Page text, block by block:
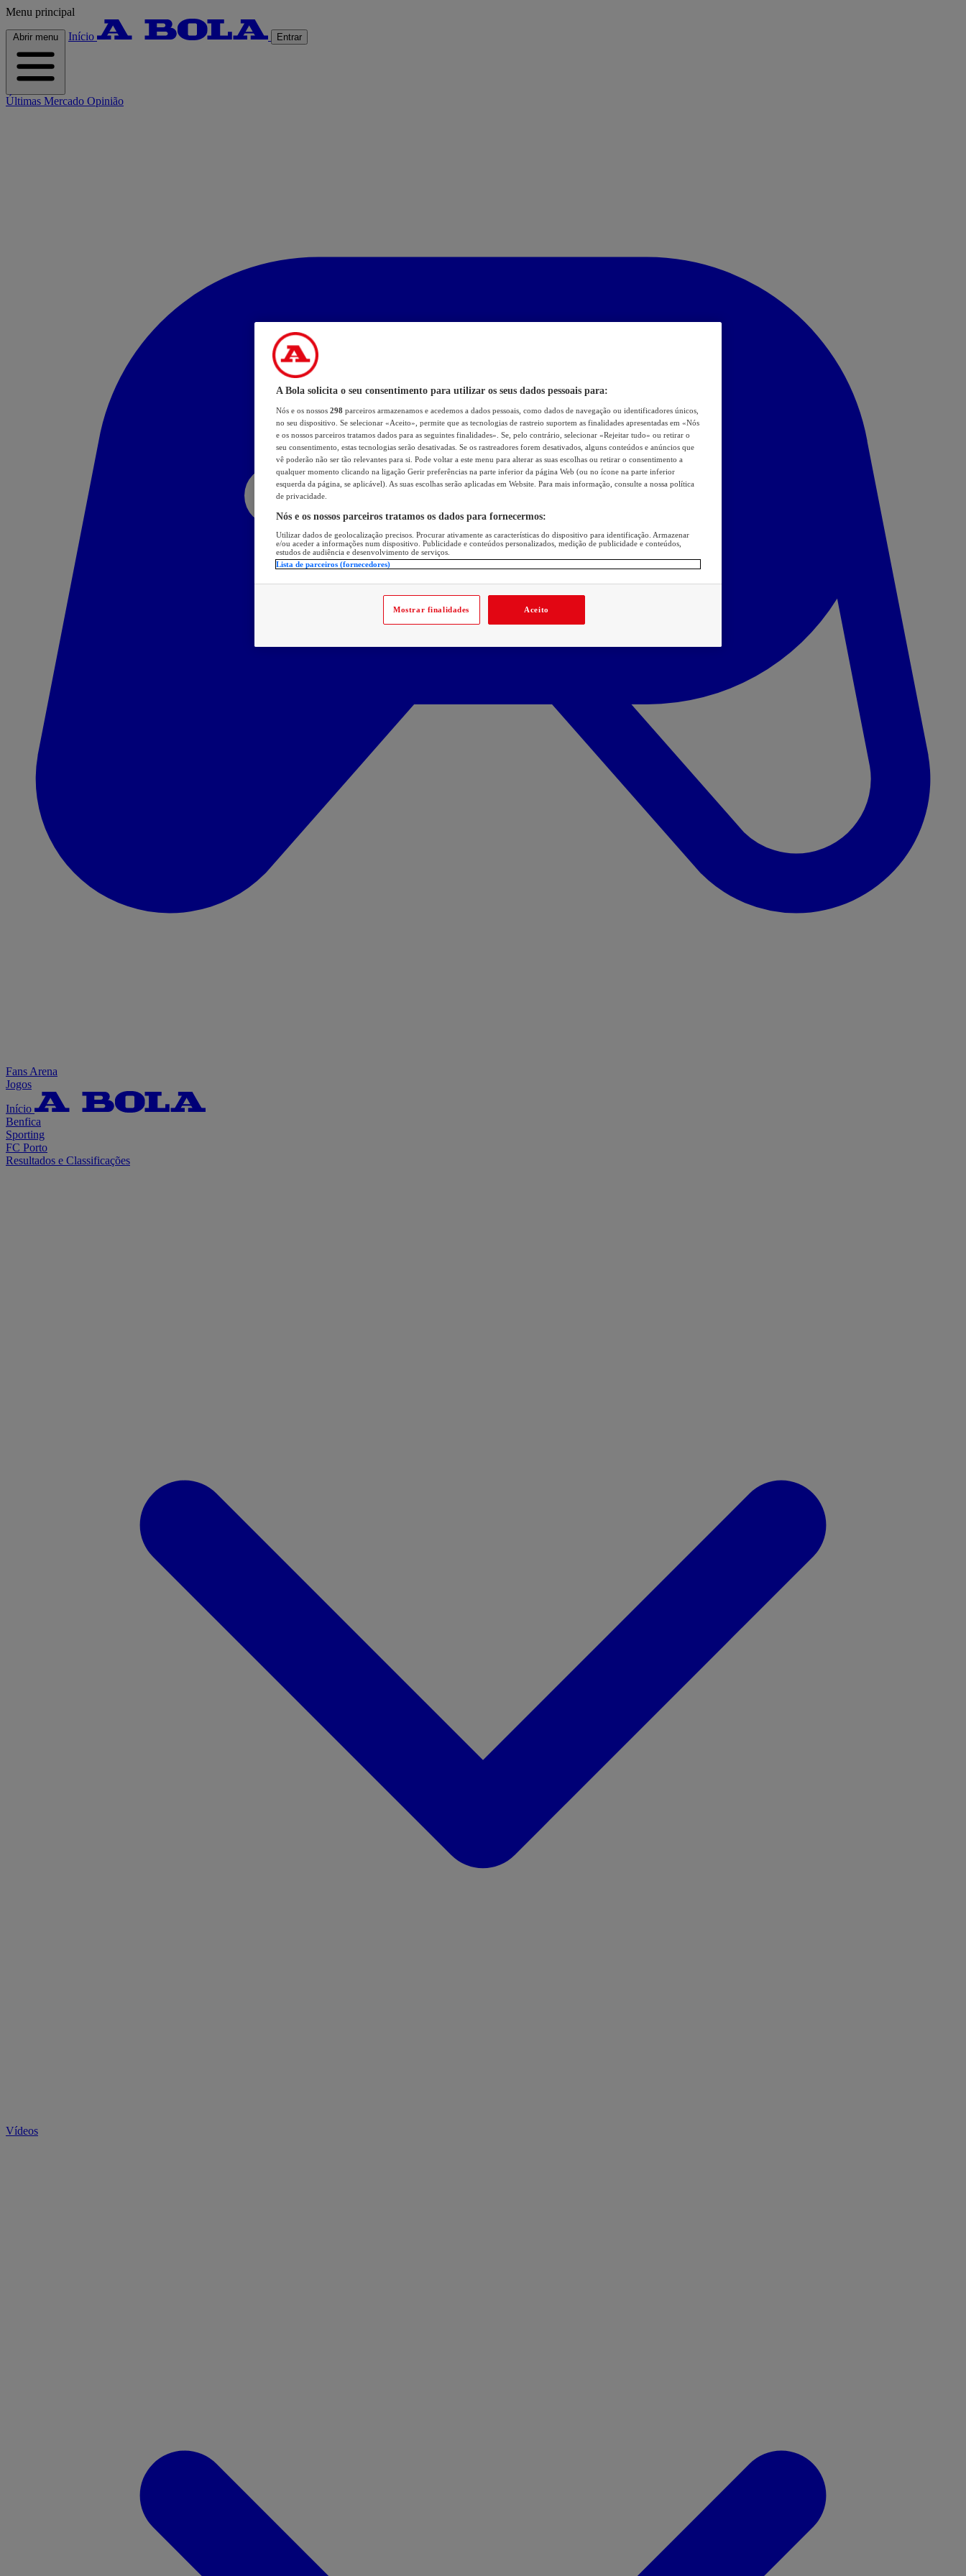
Menu principal
Abrir menu Início Entrar
Últimas Mercado Opinião
Fans Arena
Jogos
Início
Benfica
Sporting
FC Porto
Resultados e Classificações
Vídeos
A Bola solicita o seu consentimento para utilizar os seus dados pessoais para:
Nós e os nossos 298 parceiros armazenamos e acedemos a dados pessoais, como dados de navegação ou identificadores únicos,
no seu dispositivo. Se selecionar «Aceito», permite que as tecnologias de rastreio suportem as finalidades apresentadas em «Nós
e os nossos parceiros tratamos dados para as seguintes finalidades». Se, pelo contrário, selecionar «Rejeitar tudo» ou retirar o
seu consentimento, estas tecnologias serão desativadas. Se os rastreadores forem desativados, alguns conteúdos e anúncios que
vê poderão não ser tão relevantes para si. Pode voltar a este menu para alterar as suas escolhas ou retirar o consentimento a
qualquer momento clicando na ligação Gerir preferências na parte inferior da página Web (ou no ícone na parte inferior
esquerda da página, se aplicável). As suas escolhas serão aplicadas em Website. Para mais informação, consulte a nossa política
de privacidade.
Nós e os nossos parceiros tratamos os dados para fornecermos:
Utilizar dados de geolocalização precisos. Procurar ativamente as características do dispositivo para identificação. Armazenar
e/ou aceder a informações num dispositivo. Publicidade e conteúdos personalizados, medição de publicidade e conteúdos,
estudos de audiência e desenvolvimento de serviços.
Lista de parceiros (fornecedores)
Mostrar finalidades Aceito